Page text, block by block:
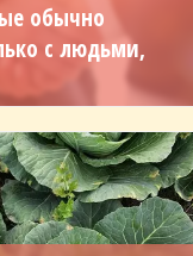
обычно
с людьми,